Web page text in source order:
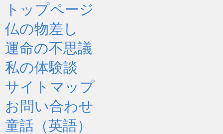
トップページ
仏の物差し
運命の不思議
私の体験談
サイトマップ
お問い合わせ
童話（英語）